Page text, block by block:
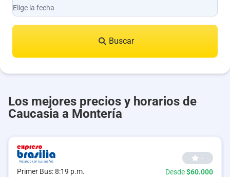
Buscar
Los mejores precios y horarios de
Caucasia a Montería
Primer Bus: 8:19 p.m.
--
Desde$60.000